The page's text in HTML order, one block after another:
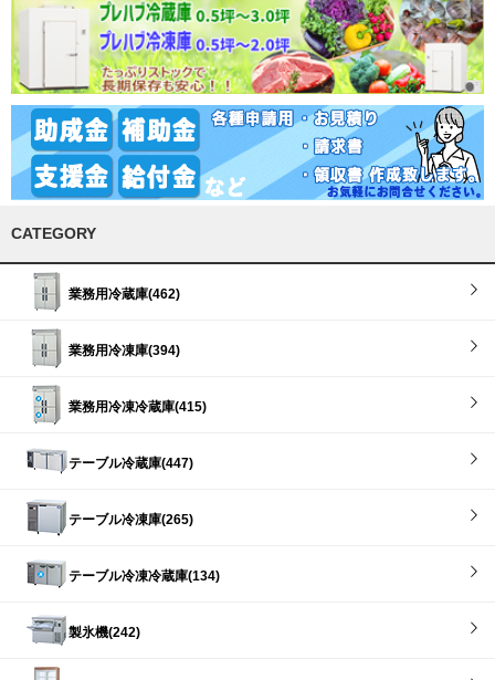
CATEGORY
業務用冷蔵庫(462)
業務用冷凍庫(394)
業務用冷凍冷蔵庫(415)
テーブル冷蔵庫(447)
テーブル冷凍庫(265)
テーブル冷凍冷蔵庫(134)
製氷機(242)